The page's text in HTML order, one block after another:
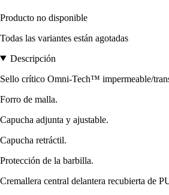
Producto no disponible
Todas las variantes están agotadas
Descripción
Sello crítico Omni-Tech™ impermeable/
Forro de malla.
Capucha adjunta y ajustable.
Capucha retráctil.
Protección de la barbilla.
Cremallera central delantera recubierta de